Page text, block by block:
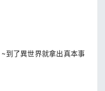
了異世界就拿出真本事